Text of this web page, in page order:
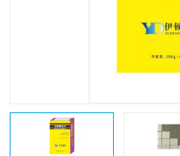
桥梁伸缩缝快速修补料
膨胀剂